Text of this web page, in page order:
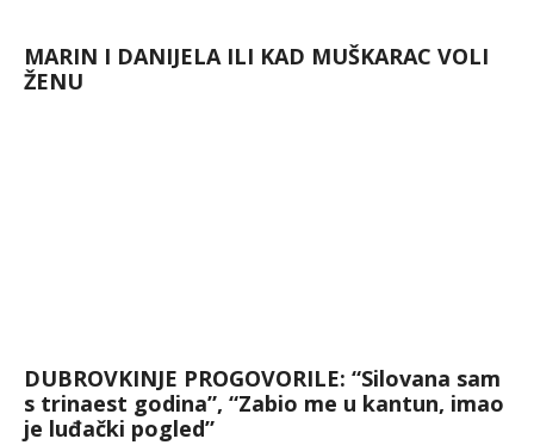
MARIN I DANIJELA ILI KAD MUŠKARAC VOLI
ŽENU
DUBROVKINJE PROGOVORILE: “Silovana sam
s trinaest godina”, “Zabio me u kantun, imao
je luđački pogled”